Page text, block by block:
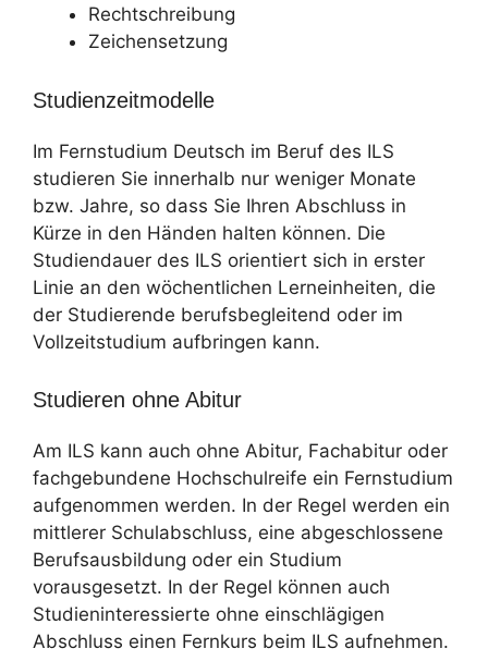
Rechtschreibung
Zeichensetzung
Studienzeitmodelle
Im Fernstudium Deutsch im Beruf des ILS
studieren Sie innerhalb nur weniger Monate
bzw. Jahre, so dass Sie Ihren Abschluss in
Kürze in den Händen halten können. Die
Studiendauer des ILS orientiert sich in erster
Linie an den wöchentlichen Lerneinheiten, die
der Studierende berufsbegleitend oder im
Vollzeitstudium aufbringen kann.
Studieren ohne Abitur
Am ILS kann auch ohne Abitur, Fachabitur oder
fachgebundene Hochschulreife ein Fernstudium
aufgenommen werden. In der Regel werden ein
mittlerer Schulabschluss, eine abgeschlossene
Berufsausbildung oder ein Studium
vorausgesetzt. In der Regel können auch
Studieninteressierte ohne einschlägigen
Abschluss einen Fernkurs beim ILS aufnehmen.